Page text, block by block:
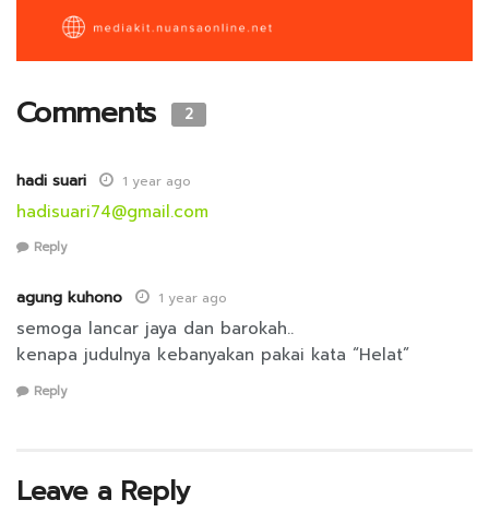
Comments 2
hadi suari 1 year ago
hadisuari74@gmail.com
Reply
agung kuhono 1 year ago
semoga lancar jaya dan barokah..
kenapa judulnya kebanyakan pakai kata “Helat”
Reply
Leave a Reply